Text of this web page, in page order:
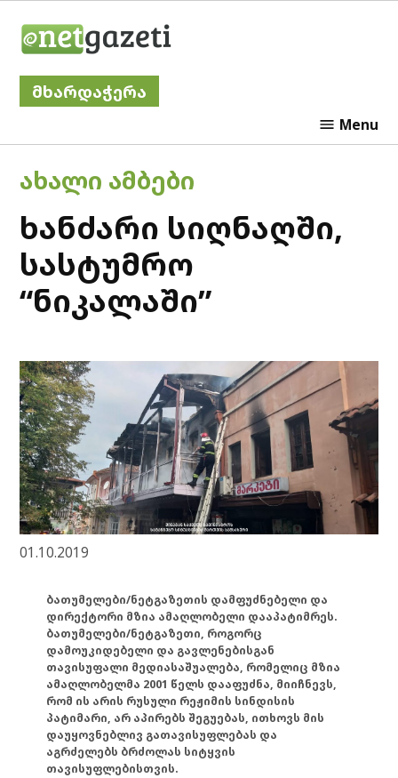
მხარდაჭერა
Menu
POSTED
IN
ᲐᲮᲐᲚᲘ ᲐᲛᲑᲔᲑᲘ
ხანძარი სიღნაღში,
სასტუმრო
“ნიკალაში”
01.10.2019
ბათუმელები/ნეტგაზეთის დამფუძნებელი და
დირექტორი მზია ამაღლობელი დააპატიმრეს.
ბათუმელები/ნეტგაზეთი, როგორც
დამოუკიდებელი და გავლენებისგან
თავისუფალი მედიასაშუალება, რომელიც მზია
ამაღლობელმა 2001 წელს დააფუძნა, მიიჩნევს,
რომ ის არის რუსული რეჟიმის სინდისის
პატიმარი, არ აპირებს შეგუებას, ითხოვს მის
დაუყოვნებლივ გათავისუფლებას და
აგრძელებს ბრძოლას სიტყვის
თავისუფლებისთვის.